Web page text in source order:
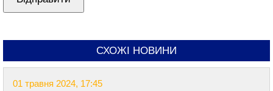
СХОЖІ НОВИНИ
01 травня 2024, 17:45